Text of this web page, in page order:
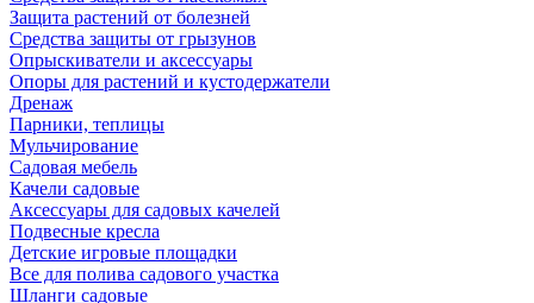
Защита растений от болезней
Средства защиты от грызунов
Опрыскиватели и аксессуары
Опоры для растений и кустодержатели
Дренаж
Парники, теплицы
Мульчирование
Садовая мебель
Качели садовые
Аксессуары для садовых качелей
Подвесные кресла
Детские игровые площадки
Все для полива садового участка
Шланги садовые